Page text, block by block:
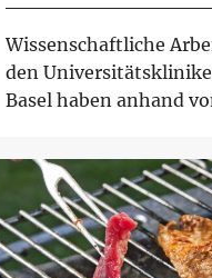
Wissenschaftliche
den
Basel haben anhand